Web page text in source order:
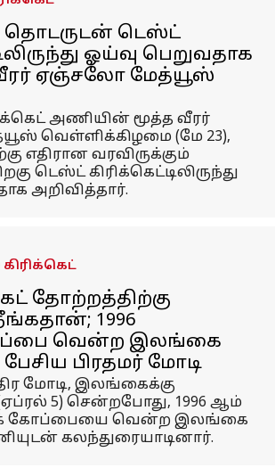
தொடருடன் டெஸ்ட்
ஓய்வு பெறுவதாக
ஏஞ்சலோ மேத்யூஸ்
அணியின் மூத்த வீரர்
வெள்ளிக்கிழமை (மே 23),
எதிரான வரவிருக்கும்
டெஸ்ட் கிரிக்கெட்டிலிருந்து
அறிவித்தார்.
கிரிக்கெட்
தோற்றத்திற்கு
1996
வென்ற இலங்கை
பிரதமர் மோடி
மோடி, இலங்கைக்கு
5) சென்றபோது, ​​1996 ஆம்
கோப்பையை வென்ற இலங்கை
கலந்துரையாடினார்.